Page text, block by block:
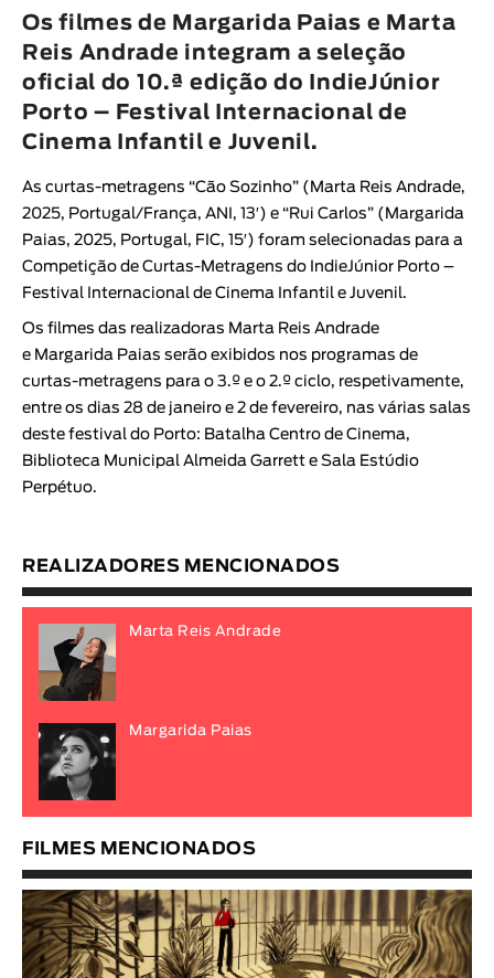
Animar
DURAÇÃO
< / >
GÉNERO
Ficção
Animação
Experimental
Documentário
Os filmes de Margarida Paias e Marta
Reis Andrade integram a seleção
oficial do 10.ª edição do IndieJúnior
Porto – Festival Internacional de
Cinema Infantil e Juvenil.
As curtas-metragens “Cão Sozinho” ( Marta Reis Andrade,
2025, Portugal/França, ANI, 13′) e “Rui Carlos” ( Margarida
Paias, 2025, Portugal, FIC, 15′) foram selecionadas para a
Competição de Curtas-Metragens do IndieJúnior Porto –
Festival Internacional de Cinema Infantil e Juvenil.
Os filmes das realizadoras Marta Reis Andrade
e Margarida Paias serão exibidos nos programas de
curtas-metragens para o 3.º e o 2.º ciclo, respetivamente,
entre os dias 28 de janeiro e 2 de fevereiro, nas várias salas
deste festival do Porto: Batalha Centro de Cinema,
Biblioteca Municipal Almeida Garrett e Sala Estúdio
Perpétuo.
REALIZADORES MENCIONADOS
Marta Reis Andrade
Margarida Paias
FILMES MENCIONADOS